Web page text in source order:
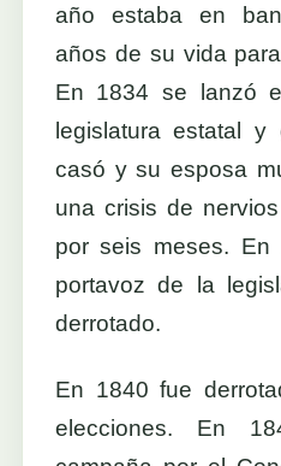
año estaba en
años de su vida
En 1834 se lanzó
legislatura estatal
casó y su esposa
una crisis de
por seis meses.
portavoz de la
derrotado.
En 1840 fue
elecciones. En